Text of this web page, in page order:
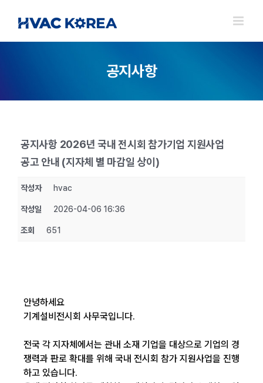
공지사항
공지사항 2026년 국내 전시회 참가기업 지원사업
공고 안내 (지자체 별 마감일 상이)
작성자 hvac
작성일 2026-04-06 16:36
조회 651
안녕하세요
기계설비전시회 사무국입니다.
전국 각 지자체에서는 관내 소재 기업을 대상으로 기업의 경
쟁력과 판로 확대를 위해 국내 전시회 참가 지원사업을 진행
하고 있습니다.